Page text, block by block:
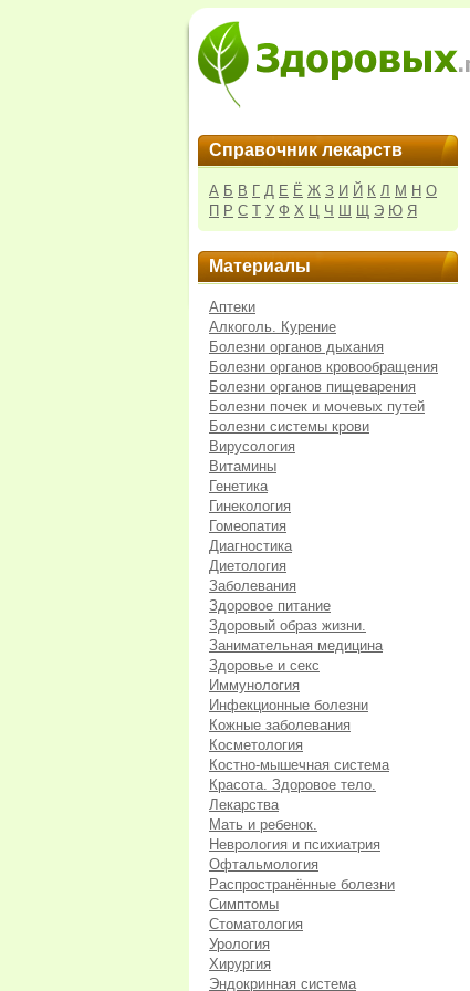
Справочник лекарств
А Б В Г Д Е Ё Ж З И Й К Л М Н О
П Р С Т У Ф Х Ц Ч Ш Щ Э Ю Я
Материалы
Аптеки
Алкоголь. Курение
Болезни органов дыхания
Болезни органов кровообращения
Болезни органов пищеварения
Болезни почек и мочевых путей
Болезни системы крови
Вирусология
Витамины
Генетика
Гинекология
Гомеопатия
Диагностика
Диетология
Заболевания
Здоровое питание
Здоровый образ жизни.
Занимательная медицина
Здоровье и секс
Иммунология
Инфекционные болезни
Кожные заболевания
Косметология
Костно-мышечная система
Красота. Здоровое тело.
Лекарства
Мать и ребенок.
Неврология и психиатрия
Офтальмология
Распространённые болезни
Симптомы
Стоматология
Урология
Хирургия
Эндокринная система